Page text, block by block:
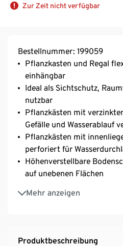
Zur Zeit nicht verfügbar
Bestellnummer: 199059
Pflanzkasten und Regal
einhängbar
Ideal als Sichtschutz,
nutzbar
Pflanzkästen mit
Gefälle und Wasserablauf
Pflanzkästen mit
perforiert für
Höhenverstellbare
auf unebenen Flächen
Mehr anzeigen
Inkl. Wandbefestigung
UV- und
Produktbeschreibung